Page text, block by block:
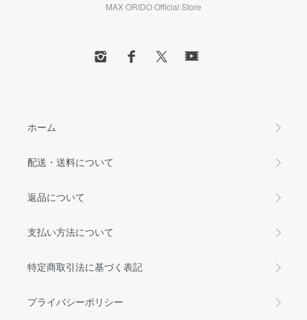
MAX ORIDO Official Store
ホーム
配送・送料について
返品について
支払い方法について
特定商取引法に基づく表記
プライバシーポリシー